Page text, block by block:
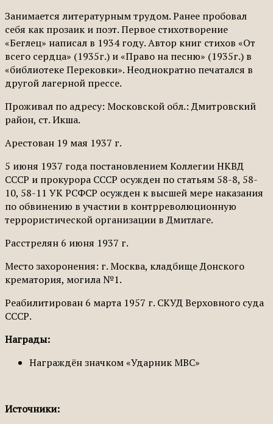
Занимается литературным трудом. Ранее пробовал
себя как прозаик и поэт. Первое стихотворение
«Беглец» написал в 1934 году. Автор книг стихов «От
всего сердца» (1935г.) и «Право на песню» (1935г.) в
«библиотеке Перековки». Неоднократно печатался в
другой лагерной прессе.
Проживал по адресу: Московской обл.: Дмитров­ский
район, ст. Икша.
Арестован 19 мая 1937 г.
5 июня 1937 года постановлением Коллегии НКВД
СССР и прокурора СССР осужден по статьям 58-8, 58-
10, 58-11 УК РСФСР осужден к высшей мере наказания
по обвинению в участии в контрреволюционную
террористи­ческой организации в Дмитлаге.
Расстрелян 6 июня 1937 г.
Место захоронения: г. Москва, кладбище Донского
крематория, могила №1.
Реабилитирован 6 марта 1957 г. СКУД Вер­ховного суда
СССР.
Награды:
Награждён значком «Ударник МВС»
Источники: